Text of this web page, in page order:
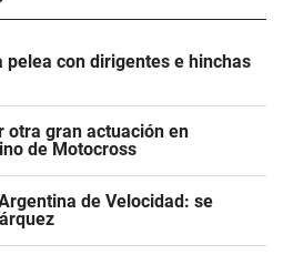
pelea con dirigentes e hinchas
otra gran actuación en
de Motocross
de Velocidad: se